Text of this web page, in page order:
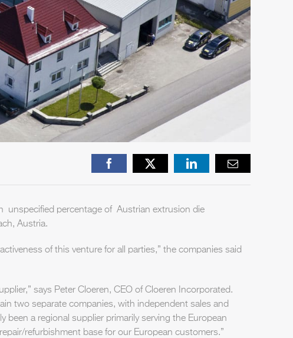
FacebookX LinkedIn Email
unspecified percentage of Austrian extrusion die
Austria.
of this venture for all parties,” the companies said
says Peter Cloeren, CEO of Cloeren Incorporated.
two separate companies, with independent sales and
been a regional supplier primarily serving the European
refurbishment base for our European customers.”